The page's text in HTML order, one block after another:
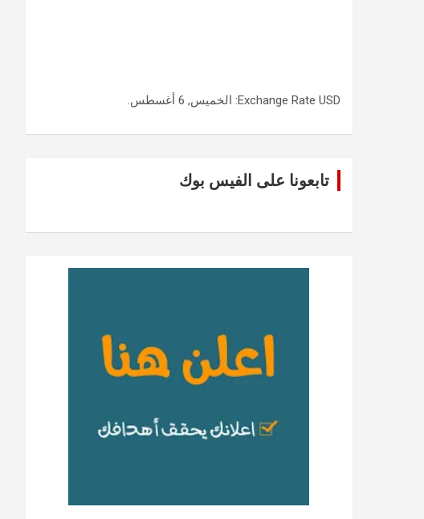
Exchange Rate USD : الخميس, 6 أغسطس.
تابعونا على الفيس بوك